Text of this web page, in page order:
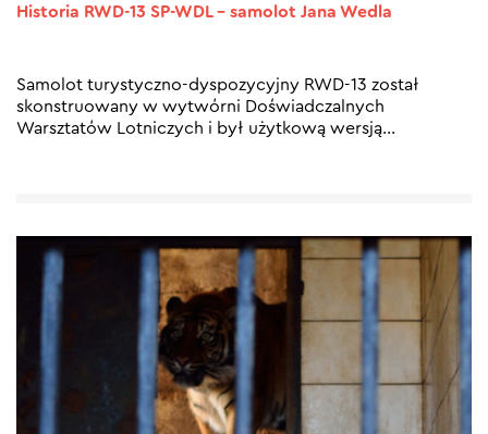
Historia RWD-13 SP-WDL – samolot Jana Wedla
Samolot turystyczno-dyspozycyjny RWD-13 został
skonstruowany w wytwórni Doświadczalnych
Warsztatów Lotniczych i był użytkową wersją...